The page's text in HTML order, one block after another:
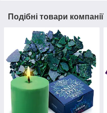
Подібні товари компанії